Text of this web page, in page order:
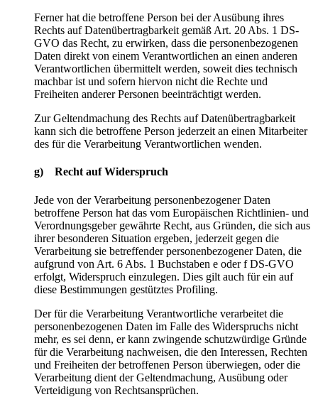
Ferner hat die betroffene Person bei der Ausübung ihres
Rechts auf Datenübertragbarkeit gemäß Art. 20 Abs. 1 DS-
GVO das Recht, zu erwirken, dass die personenbezogenen
Daten direkt von einem Verantwortlichen an einen anderen
Verantwortlichen übermittelt werden, soweit dies technisch
machbar ist und sofern hiervon nicht die Rechte und
Freiheiten anderer Personen beeinträchtigt werden.
Zur Geltendmachung des Rechts auf Datenübertragbarkeit
kann sich die betroffene Person jederzeit an einen Mitarbeiter
des für die Verarbeitung Verantwortlichen wenden.
g) Recht auf Widerspruch
Jede von der Verarbeitung personenbezogener Daten
betroffene Person hat das vom Europäischen Richtlinien- und
Verordnungsgeber gewährte Recht, aus Gründen, die sich aus
ihrer besonderen Situation ergeben, jederzeit gegen die
Verarbeitung sie betreffender personenbezogener Daten, die
aufgrund von Art. 6 Abs. 1 Buchstaben e oder f DS-GVO
erfolgt, Widerspruch einzulegen. Dies gilt auch für ein auf
diese Bestimmungen gestütztes Profiling.
Der für die Verarbeitung Verantwortliche verarbeitet die
personenbezogenen Daten im Falle des Widerspruchs nicht
mehr, es sei denn, er kann zwingende schutzwürdige Gründe
für die Verarbeitung nachweisen, die den Interessen, Rechten
und Freiheiten der betroffenen Person überwiegen, oder die
Verarbeitung dient der Geltendmachung, Ausübung oder
Verteidigung von Rechtsansprüchen.